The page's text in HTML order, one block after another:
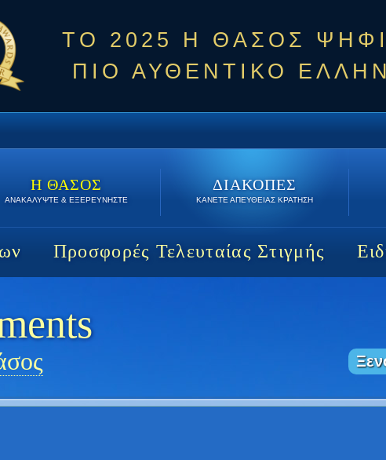
ΤΟ 2025 Η ΘΑΣΟΣ
ΠΙΟ ΑΥΘΕΝΤΙΚΟ
Η ΘΑΣΟΣ
ΑΝΑΚΑΛΥΨΤΕ & ΕΞΕΡΕΥΝΗΣΤΕ
ΔΙΑΚΟΠΕΣ
ΚΑΝΕΤΕ ΑΠΕΥΘΕΙΑΣ ΚΡΑΤΗΣΗ
Προσφορές Τελευταίας Στιγμής